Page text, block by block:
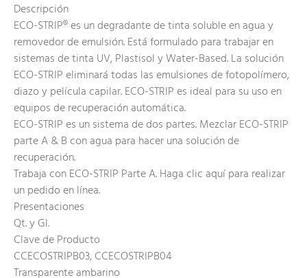
Descripción
ECO-STRIP® es un degradante de tinta soluble en agua y
removedor de emulsión. Está formulado para trabajar en
sistemas de tinta UV, Plastisol y Water-Based. La solución
ECO-STRIP eliminará todas las emulsiones de fotopolímero,
diazo y película capilar. ECO-STRIP es ideal para su uso en
equipos de recuperación automática.
ECO-STRIP es un sistema de dos partes. Mezclar ECO-STRIP
parte A & B con agua para hacer una solución de
recuperación.
Trabaja con ECO-STRIP Parte A. Haga clic aquí para realizar
un pedido en línea.
Presentaciones
Qt. y Gl.
Clave de Producto
CCECOSTRIPB03, CCECOSTRIPB04
Transparente ambarino